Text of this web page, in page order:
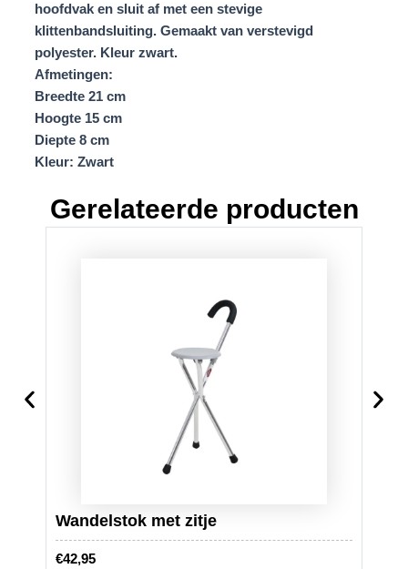
hoofdvak en sluit af met een stevige
klittenbandsluiting. Gemaakt van verstevigd
polyester. Kleur zwart.
Afmetingen:
Breedte 21 cm
Hoogte 15 cm
Diepte 8 cm
Kleur: Zwart
Gerelateerde producten
Wandelstok met zitje
€42,95